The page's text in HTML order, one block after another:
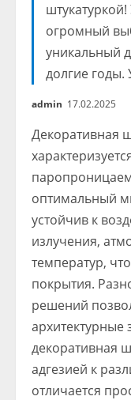
огромный
уникальный
долгие годы.
admin 17.02.2025
Декоративная
оптимальный
устойчив к
излучения,
температур,
покрытия.
решений
декоративная
адгезией к
отличается